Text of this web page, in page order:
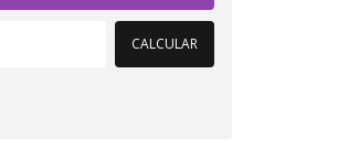
CALCULAR